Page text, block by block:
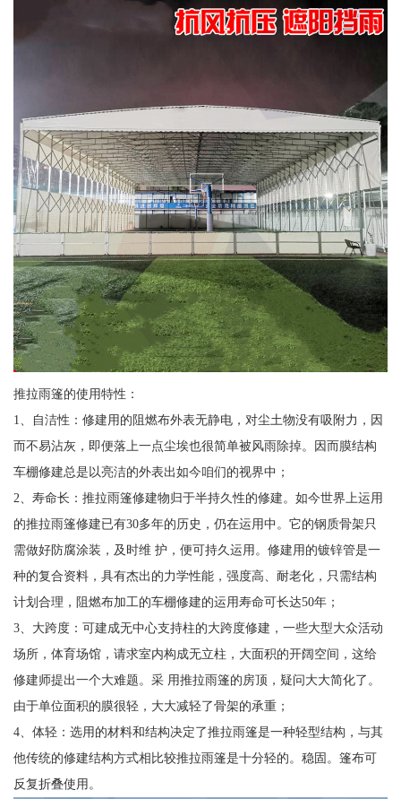
推拉雨篷的使用特性：
1、自洁性：修建用的阻燃布外表无静电，对尘土物没有吸附力，因
而不易沾灰，即便落上一点尘埃也很简单被风雨除掉。因而膜结构
车棚修建总是以亮洁的外表出如今咱们的视界中；
2、寿命长：推拉雨篷修建物归于半持久性的修建。如今世界上运用
的推拉雨篷修建已有30多年的历史，仍在运用中。它的钢质骨架只
需做好防腐涂装，及时维 护，便可持久运用。修建用的镀锌管是一
种的复合资料，具有杰出的力学性能，强度高、耐老化，只需结构
计划合理，阻燃布加工的车棚修建的运用寿命可长达50年；
3、大跨度：可建成无中心支持柱的大跨度修建，一些大型大众活动
场所，体育场馆，请求室内构成无立柱，大面积的开阔空间，这给
修建师提出一个大难题。采 用推拉雨篷的房顶，疑问大大简化了。
由于单位面积的膜很轻，大大减轻了骨架的承重；
4、体轻：选用的材料和结构决定了推拉雨篷是一种轻型结构，与其
他传统的修建结构方式相比较推拉雨篷是十分轻的。稳固。篷布可
反复折叠使用。